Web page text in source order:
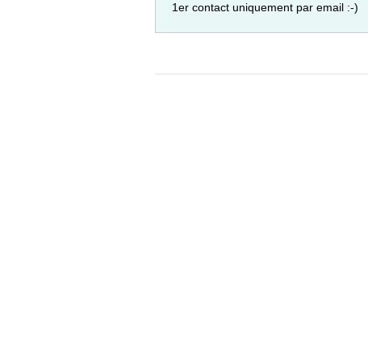
1er contact uniquement par email :-)